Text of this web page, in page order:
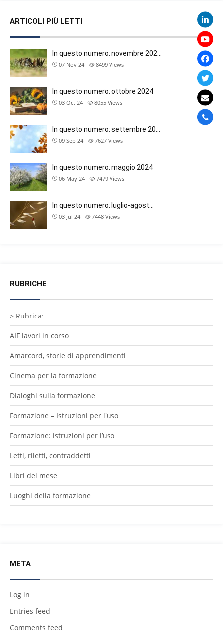
ARTICOLI PIÙ LETTI
In questo numero: novembre 202…
07 Nov 24 8499 Views
In questo numero: ottobre 2024
03 Oct 24 8055 Views
In questo numero: settembre 20…
09 Sep 24 7627 Views
In questo numero: maggio 2024
06 May 24 7479 Views
In questo numero: luglio-agost…
03 Jul 24 7448 Views
RUBRICHE
> Rubrica:
AIF lavori in corso
Amarcord, storie di apprendimenti
Cinema per la formazione
Dialoghi sulla formazione
Formazione – Istruzioni per l'uso
Formazione: istruzioni per l’uso
Letti, riletti, contraddetti
Libri del mese
Luoghi della formazione
META
Log in
Entries feed
Comments feed